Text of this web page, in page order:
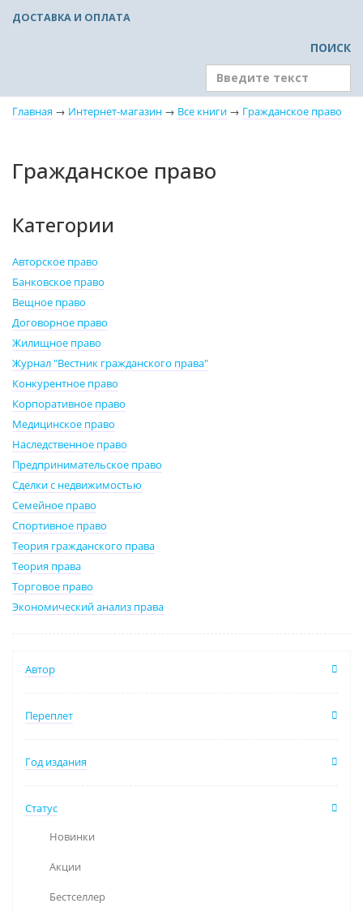
ДОСТАВКА И ОПЛАТА
ПОИСК
Главная → Интернет-магазин → Все книги → Гражданское право
Гражданское право
Категории
Авторское право
Банковское право
Вещное право
Договорное право
Жилищное право
Журнал "Вестник гражданского права"
Конкурентное право
Корпоративное право
Медицинское право
Наследственное право
Предпринимательское право
Сделки с недвижимостью
Семейное право
Спортивное право
Теория гражданского права
Теория права
Торговое право
Экономический анализ права
Автор
Переплет
Год издания
Статус
Новинки
Акции
Бестселлер